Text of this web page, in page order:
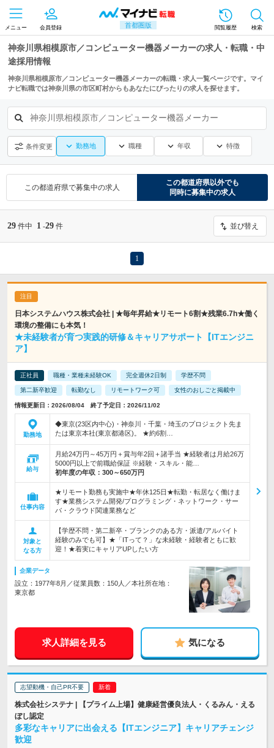
首都圏版
メニュー 会員登録 閲覧履歴 検索
神奈川県相模原市／コンピューター機器メーカーの求人・転職・中
途採用情報
神奈川県相模原市／コンピューター機器メーカーの転職・求人一覧ページです。マイ
ナビ転職では神奈川県の市区町村からもあなたにぴったりの求人を探せます。
神奈川県相模原市／コンピューター機器メーカー
条件変更 勤務地 職種 年収 特徴
この都道府県で募集中の求人
この都道府県以外でも
同時に募集中の求人
29 件中 1 -29 件 並び替え
1
日本システムハウス株式会社 | ★毎年昇給★リモート6割★残業6.7h★働く
環境の整備にも本気！
★未経験者が育つ実践的研修＆キャリアサポート【ITエンジニ
ア】
正社員 職種・業種未経験OK 完全週休2日制 学歴不問
第二新卒歓迎 転勤なし リモートワーク可 女性のおしごと掲載中
情報更新日：2026/08/04 終了予定日：2026/11/02
勤務地
◆東京(23区内中心)・神奈川・千葉・埼玉のプロジェクト先ま
たは東京本社(東京都港区)。 ★約6割…
給与
月給24万円～45万円＋賞与年2回＋諸手当 ★経験者は月給26万
5000円以上で前職給保証 ※経験・スキル・能…
初年度の年収： 300～650万円
仕事内容
★リモート勤務も実施中★年休125日★転勤・転居なく働けま
す★業務システム開発/プログラミング・ネットワーク・サー
バ・クラウド関連業務など
対象と
なる方
【学歴不問・第二新卒・ブランクのある方・派遣/アルバイト
経験のみでも可】★「ITって？」な未経験・経験者ともに歓
迎！★着実にキャリアUPしたい方
企業データ
設立：1977年8月／従業員数：150人／本社所在地：
東京都
求人詳細を見る 気になる
志望動機・自己PR不要
株式会社システナ | 【プライム上場】健康経営優良法人・くるみん・える
ぼし認定
多彩なキャリアに出会える【ITエンジニア】キャリアチェンジ
歓迎